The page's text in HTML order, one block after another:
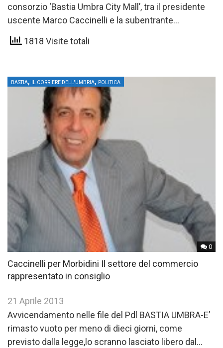
consorzio ‘Bastia Umbra City Mall’, tra il presidente
uscente Marco Caccinelli e la subentrante
Francesca Freddio. In…
1818 Visite totali
0
BASTIA, IL CORRIERE DELL'UMBRIA, POLITICA
Caccinelli per Morbidini Il settore del commercio
rappresentato in consiglio
21 Aprile 2013
Avvicendamento nelle file del Pdl BASTIA UMBRA-E’
rimasto vuoto per meno di dieci giorni, come
previsto dalla legge,lo scranno lasciato libero dal